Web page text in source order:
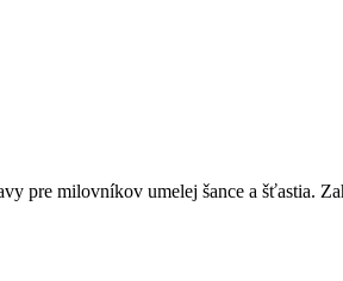
pre milovníkov umelej šance a šťastia.